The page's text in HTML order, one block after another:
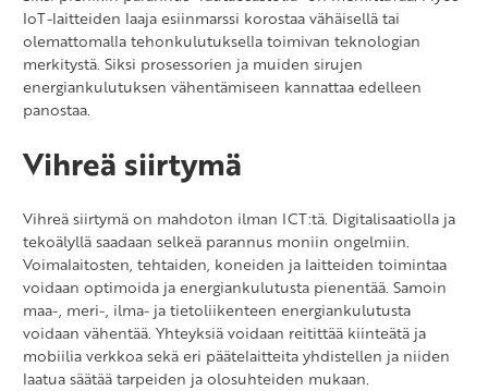
IoT-laitteiden laaja esiinmarssi korostaa vähäisellä tai
olemattomalla tehonkulutuksella toimivan teknologian
merkitystä. Siksi prosessorien ja muiden sirujen
energiankulutuksen vähentämiseen kannattaa edelleen
panostaa.
Vihreä siirtymä
Vihreä siirtymä on mahdoton ilman ICT:tä. Digitalisaatiolla ja
tekoälyllä saadaan selkeä parannus moniin ongelmiin.
Voimalaitosten, tehtaiden, koneiden ja laitteiden toimintaa
voidaan optimoida ja energiankulutusta pienentää. Samoin
maa-, meri-, ilma- ja tietoliikenteen energiankulutusta
voidaan vähentää. Yhteyksiä voidaan reitittää kiinteätä ja
mobiilia verkkoa sekä eri päätelaitteita yhdistellen ja niiden
laatua säätää tarpeiden ja olosuhteiden mukaan.